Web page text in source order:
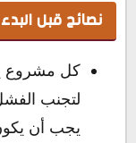
نصائح قبل
كل مشروع
لتجنب
يجب أن